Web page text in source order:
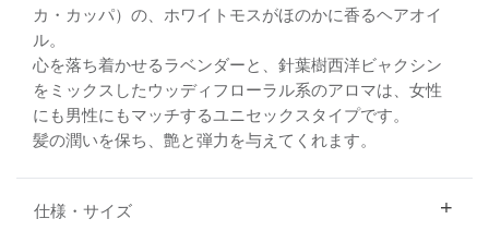
カ・カッパ）の、ホワイトモスがほのかに香るヘアオイ
ル。
心を落ち着かせるラベンダーと、針葉樹西洋ビャクシン
をミックスしたウッディフローラル系のアロマは、女性
にも男性にもマッチするユニセックスタイプです。
髪の潤いを保ち、艶と弾力を与えてくれます。
仕様・サイズ